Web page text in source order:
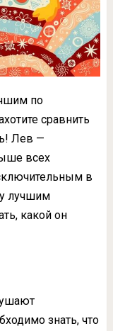
по
сравнить
Лев —
всех
в
лучшим
какой он
знать, что